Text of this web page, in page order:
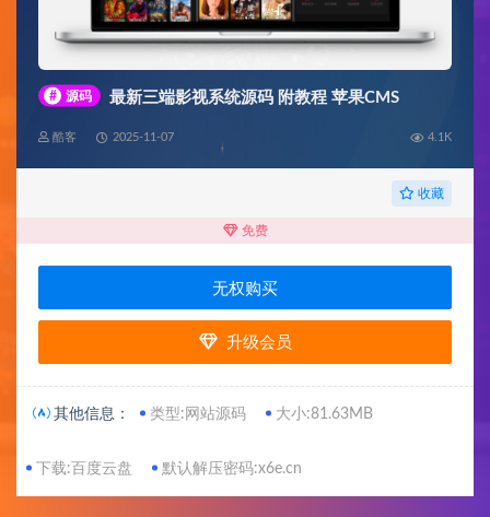
# 源码 最新三端影视系统源码 附教程 苹果CMS
酷客 2025-11-07 4.1K
收藏
免费
无权购买
升级会员
其他信息： 类型:网站源码 大小:81.63MB
下载:百度云盘 默认解压密码:x6e.cn